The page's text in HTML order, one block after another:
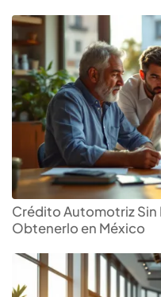
Crédito Automotriz Sin
Obtenerlo en México